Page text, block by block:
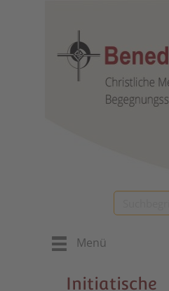
Menü
Initiatische